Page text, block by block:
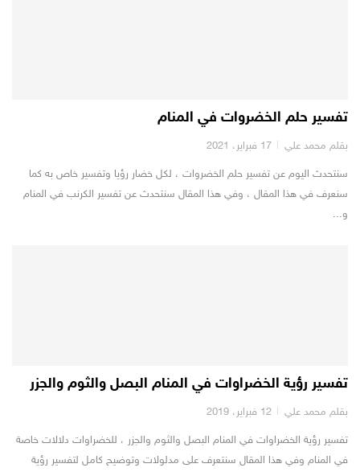
تفسير حلم الخضروات في المنام
بقلم محمد علي 17 فبراير، 2021
سنتحدث اليوم عن تفسير حلم الخضروات ، لكل خضار رؤيا وتفسير خاص به كما
سنعرف في هذا المقال ، وفي هذا المقال سنتحدث عن تفسير الكرنب في المنام
و...
تفسير رؤية الخضراوات في المنام البصل والثوم والجزر
بقلم محمد علي 12 فبراير، 2019
تفسير رؤية الخضراوات في المنام البصل والثوم والجزر ، للخضراوات دلالات خاصة
في المنام وفي هذا المقال سنتعرف على مدلولات وتوضيح كامل لتفسير رؤية